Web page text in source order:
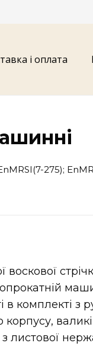
і оплата
275);
в комплекті з
листової